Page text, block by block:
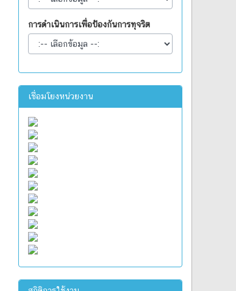
การดำเนินการเพื่อป้องกันการทุจริต
เชื่อมโยงหน่วยงาน